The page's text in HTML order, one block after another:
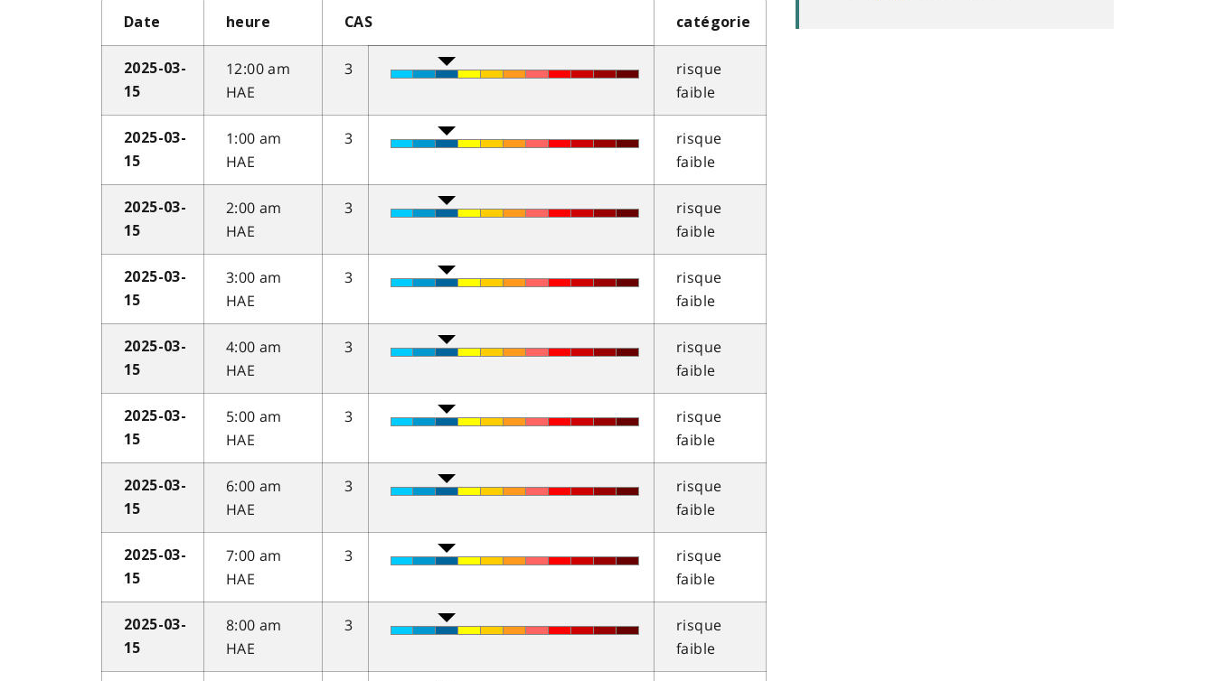
Date heure CAS catégorie
2025-03-
15
12:00 am
HAE
3
risque
faible
2025-03-
15
1:00 am
HAE
3
risque
faible
2025-03-
15
2:00 am
HAE
3
risque
faible
2025-03-
15
3:00 am
HAE
3
risque
faible
2025-03-
15
4:00 am
HAE
3
risque
faible
2025-03-
15
5:00 am
HAE
3
risque
faible
2025-03-
15
6:00 am
HAE
3
risque
faible
2025-03-
15
7:00 am
HAE
3
risque
faible
2025-03-
15
8:00 am
HAE
3
risque
faible